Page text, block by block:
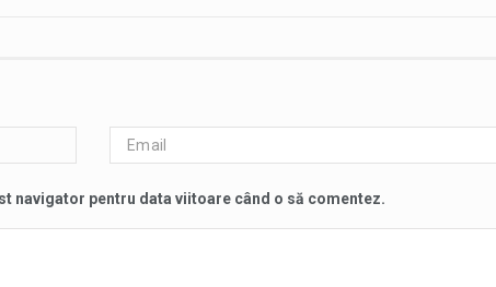
navigator pentru data viitoare când o să comentez.